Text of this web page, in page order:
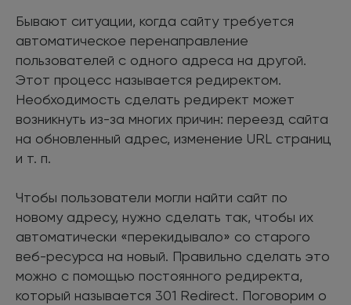
Бывают ситуации, когда сайту требуется
автоматическое перенаправление
пользователей с одного адреса на другой.
Этот процесс называется редиректом.
Необходимость сделать редирект может
возникнуть из-за многих причин: переезд сайта
на обновленный адрес, изменение URL страниц
и т. п.
Чтобы пользователи могли найти сайт по
новому адресу, нужно сделать так, чтобы их
автоматически «перекидывало» со старого
веб-ресурса на новый. Правильно сделать это
можно с помощью постоянного редиректа,
который называется 301 Redirect. Поговорим о